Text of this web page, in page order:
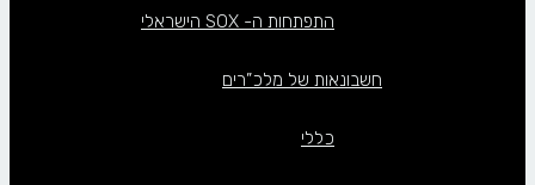
התפתחות ה- SOX הישראלי
חשבונאות של מלכ”רים
כללי